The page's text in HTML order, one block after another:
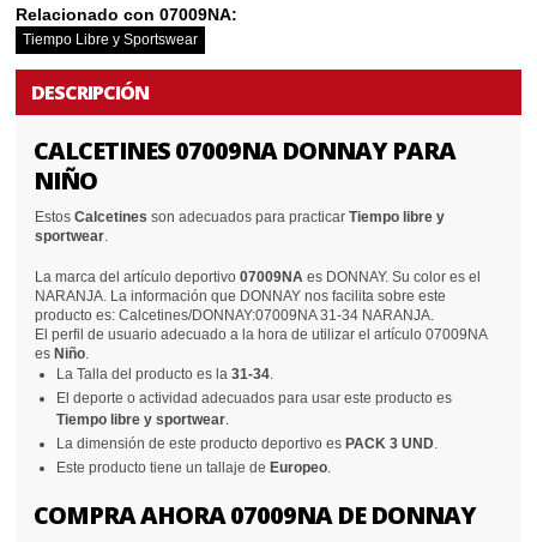
Relacionado con 07009NA:
Tiempo Libre y Sportswear
DESCRIPCIÓN
CALCETINES 07009NA DONNAY PARA
NIÑO
EstosCalcetines son adecuados para practicarTiempo libre y
sportwear.
La marca del artículo deportivo07009NA es DONNAY. Su color es el
NARANJA. La información que DONNAY nos facilita sobre este
producto es: Calcetines/DONNAY:07009NA 31-34 NARANJA.
El perfil de usuario adecuado a la hora de utilizar el artículo 07009NA
es Niño.
La Talla del producto es la31-34.
El deporte o actividad adecuados para usar este producto es
Tiempo libre y sportwear.
La dimensión de este producto deportivo es PACK 3 UND.
Este producto tiene un tallaje de Europeo.
COMPRA AHORA 07009NA DE DONNAY